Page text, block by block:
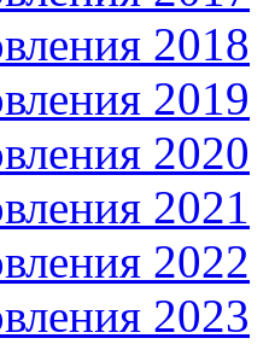
2018
2019
2020
2021
2022
2023